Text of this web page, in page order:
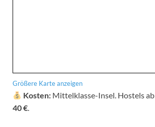
Größere Karte anzeigen
Kosten: Mittelklasse-Insel. Hostels ab
40 €.